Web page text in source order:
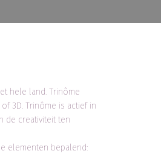
hele land. Trinôme
3D. Trinôme is actief in
de creativiteit ten
elementen bepalend: